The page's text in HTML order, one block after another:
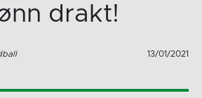
drakt!
13/01/2021